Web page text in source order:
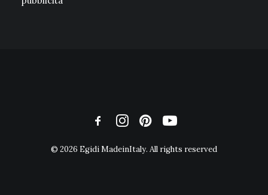
© 2026 Egidi MadeinItaly. All rights reserved